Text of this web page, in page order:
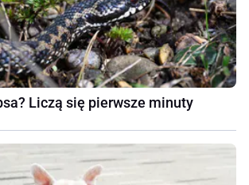
Liczą się pierwsze minuty